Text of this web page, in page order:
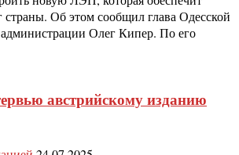
страны. Об этом сообщил глава Одесской
Олег Кипер. По его
австрийскому изданию